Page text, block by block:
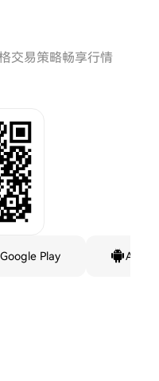
交易策略畅享行情
Google Play